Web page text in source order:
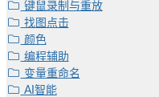
键鼠录制与重放
找图点击
颜色
编程辅助
变量重命名
AI智能